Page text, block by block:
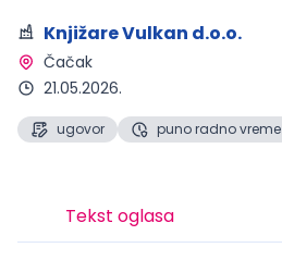
Knjižare Vulkan d.o.o.
Čačak
21.05.2026.
ugovor puno radno vreme
Tekst oglasa